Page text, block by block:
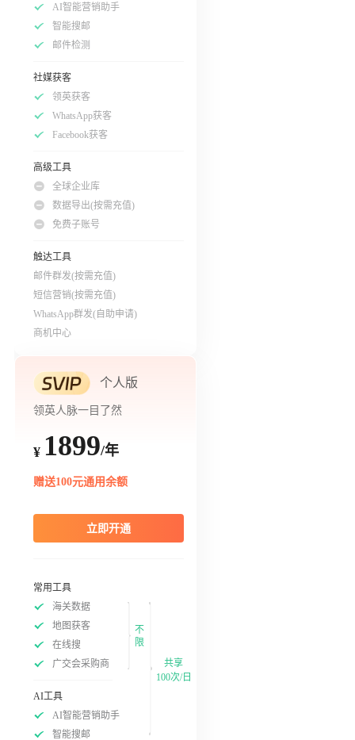
AI智能营销助手
智能搜邮
邮件检测
社媒获客
领英获客
WhatsApp获客
Facebook获客
高级工具
全球企业库
数据导出(按需充值)
免费子账号
触达工具
邮件群发(按需充值)
短信营销(按需充值)
WhatsApp群发(自助申请)
商机中心
个人版
领英人脉一目了然
¥ 1899/年
赠送100元通用余额
立即开通
常用工具
海关数据
地图获客
在线搜
广交会采购商
不
限
AI工具
AI智能营销助手
智能搜邮
共享
100次/日